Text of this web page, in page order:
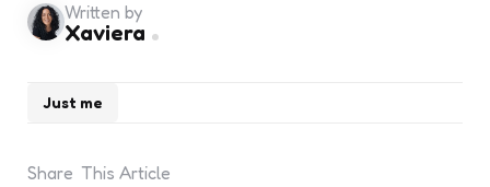
Just me
Written by
Xaviera
Share This Article